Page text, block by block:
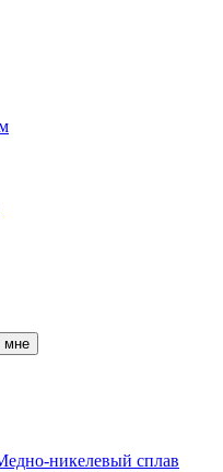
мне
никелевый сплав